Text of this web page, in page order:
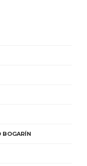
BOGARÍN